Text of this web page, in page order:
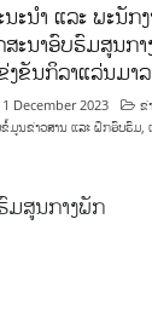
ນະນຳ ແລະ ພະນັກ
ສະນາອົບຮົມສູນກາ
ງຂັນກິລາແລ່ນມາ
1 December 2023 ຂ່
ມູນຂ່າວສານ ແລະ ຝຶກອົບຮົມ,
ມສູນກາງພັກ